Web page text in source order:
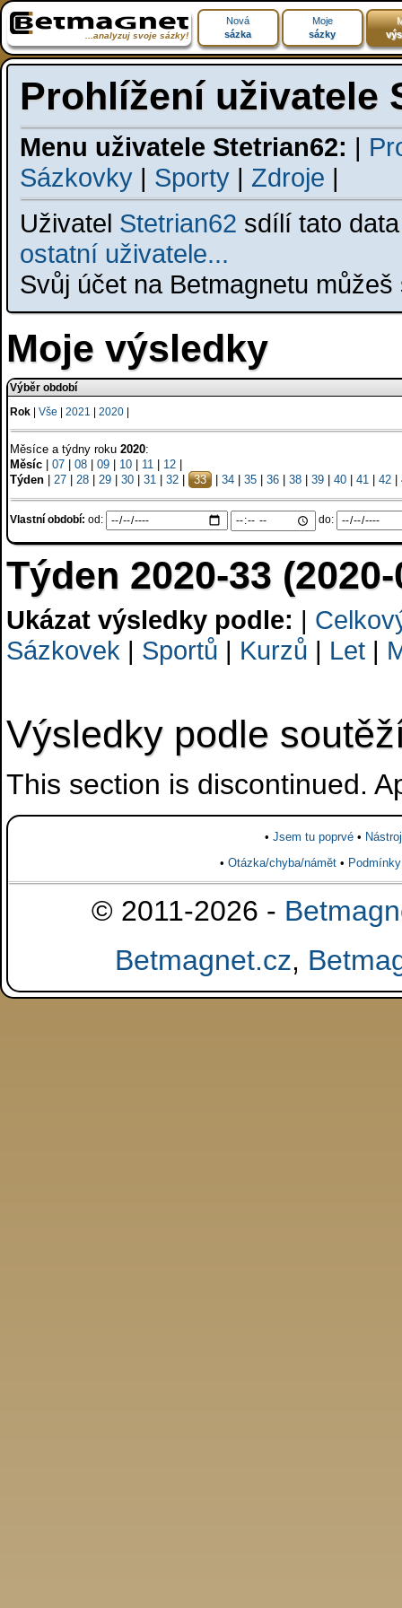
...analyzuj svoje sázky!
Nová
sázka
Moje
sázky
Prohlížení uživatele
Menu uživatele Stetrian62: |
Sázkovky | Sporty | Zdroje |
Uživatel Stetrian62 sdílí tato
ostatní uživatele...
Svůj účet na Betmagnetu
Moje výsledky
Výběr období
Rok
Vše 2021 2020
Měsíce a týdny roku 2020:
Měsíc
07 08 09 10 11 12
Týden
27 28 29 30 31 32 33 34 35 36 38 39 40 41 42
Vlastní období: od: do:
Týden 2020-33
Ukázat výsledky podle: |
Sázkovek | Sportů | Kurzů | Let |
Výsledky podle
This section is discontinued.
• Jsem tu poprvé •
•Otázka/chyba/námět •
© 2011-2026 -
Betmagnet.cz,